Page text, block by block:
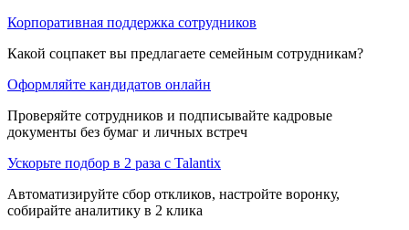
Корпоративная поддержка сотрудников
Какой соцпакет вы предлагаете семейным сотрудникам?
Оформляйте кандидатов онлайн
Проверяйте сотрудников и подписывайте кадровые
документы без бумаг и личных встреч
Ускорьте подбор в 2 раза с Talantix
Автоматизируйте сбор откликов, настройте воронку,
собирайте аналитику в 2 клика